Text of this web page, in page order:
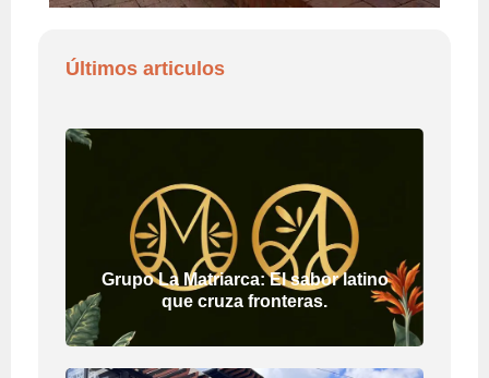
Últimos articulos
Grupo La Matriarca: El sabor latino
que cruza fronteras.